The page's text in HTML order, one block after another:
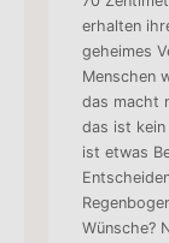
erhalten
geheimes
Menschen
das macht
das ist kein
ist etwas
Wünsche?